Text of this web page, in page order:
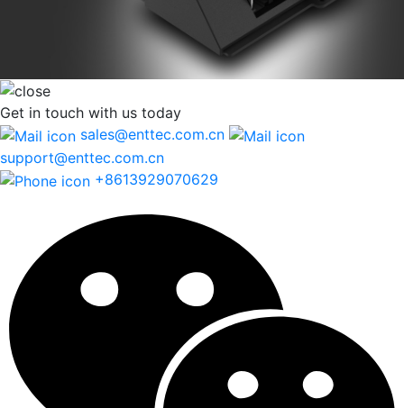
Get in touch with us today
sales@enttec.com.cn
support@enttec.com.cn
+8613929070629